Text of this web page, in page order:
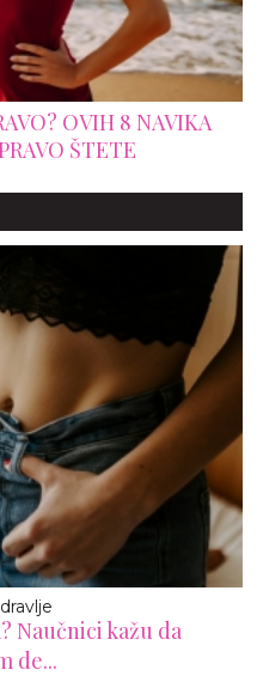
OVIH 8 NAVIKA
ŠTETE
Naučnici kažu da
de...